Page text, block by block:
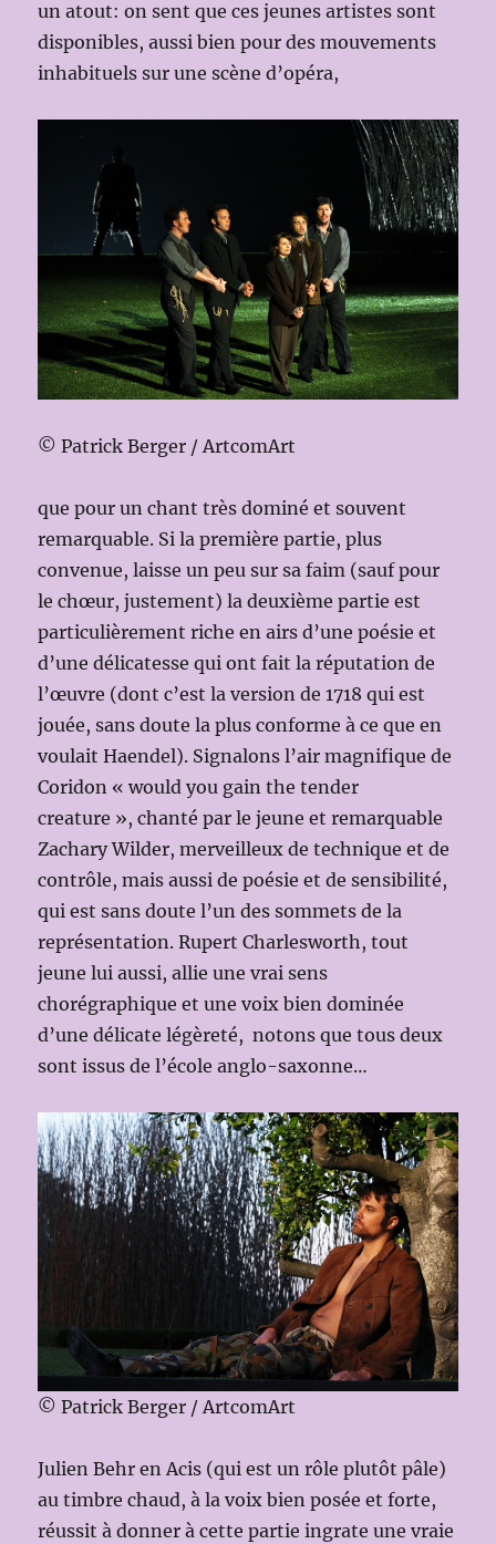
un atout: on sent que ces jeunes artistes sont
disponibles, aussi bien pour des mouvements
inhabituels sur une scène d’opéra,
© Patrick Berger / ArtcomArt
que pour un chant très dominé et souvent
remarquable. Si la première partie, plus
convenue, laisse un peu sur sa faim (sauf pour
le chœur, justement) la deuxième partie est
particulièrement riche en airs d’une poésie et
d’une délicatesse qui ont fait la réputation de
l’œuvre (dont c’est la version de 1718 qui est
jouée, sans doute la plus conforme à ce que en
voulait Haendel). Signalons l’air magnifique de
Coridon « would you gain the tender
creature », chanté par le jeune et remarquable
Zachary Wilder, merveilleux de technique et de
contrôle, mais aussi de poésie et de sensibilité,
qui est sans doute l’un des sommets de la
représentation. Rupert Charlesworth, tout
jeune lui aussi, allie une vrai sens
chorégraphique et une voix bien dominée
d’une délicate légèreté, notons que tous deux
sont issus de l’école anglo-saxonne…
© Patrick Berger / ArtcomArt
Julien Behr en Acis (qui est un rôle plutôt pâle)
au timbre chaud, à la voix bien posée et forte,
réussit à donner à cette partie ingrate une vraie